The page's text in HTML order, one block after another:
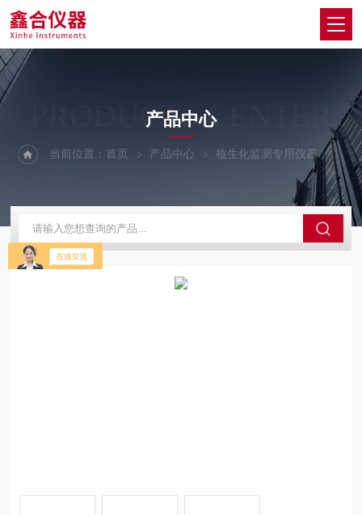
PRODUCTS CENTER
产品中心
当前位置：首页 产品中心 核生化监测专用仪器 空